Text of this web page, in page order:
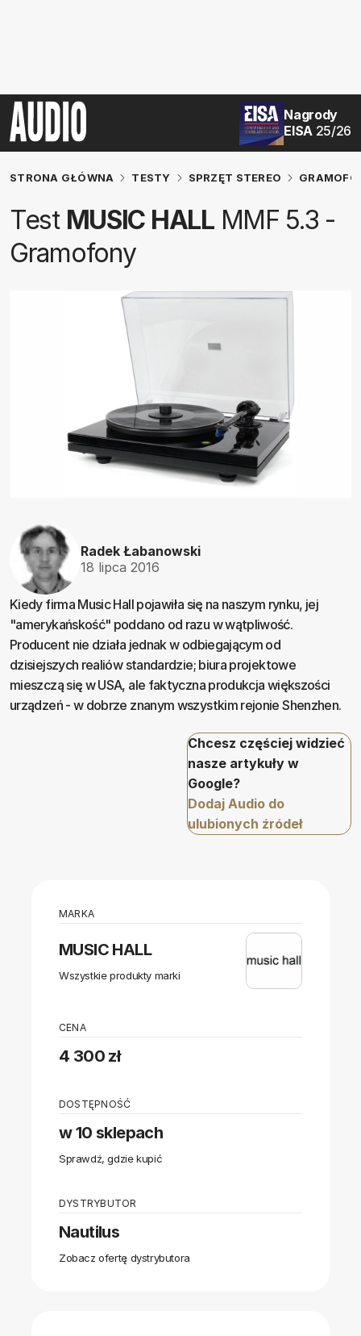
Nagrody
EISA 25/26
STRONA GŁÓWNA TESTY SPRZĘT STEREO
Test MUSIC HALLMMF 5.3 -
Gramofony
Radek Łabanowski
18 lipca 2016
Kiedy firma Music Hall pojawiła się na naszym rynku, jej
"amerykańskość" poddano od razu w wątpliwość.
Producent nie działa jednak w odbiegającym od
dzisiejszych realiów standardzie; biura projektowe
mieszczą się w USA, ale faktyczna produkcja większości
urządzeń - w dobrze znanym wszystkim rejonie Shenzhen.
Chcesz częściej widzieć
nasze artykuły w
Google?
Dodaj Audio do
ulubionych źródeł
MARKA
MUSIC HALL
Wszystkie produkty marki
CENA
4 300 zł
DOSTĘPNOŚĆ
w 10 sklepach
Sprawdź, gdzie kupić
DYSTRYBUTOR
Nautilus
Zobacz ofertę dystrybutora